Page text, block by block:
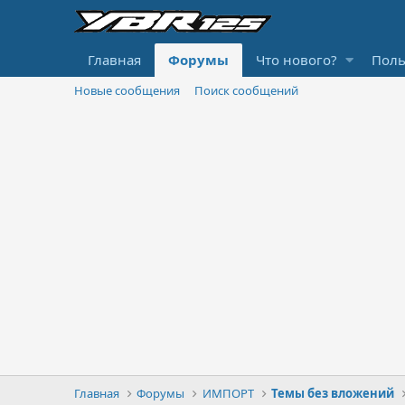
Главная Форумы Что нового?
Новые сообщения Поиск сообщений
Главная Форумы ИМПОРТ Темы без вложений